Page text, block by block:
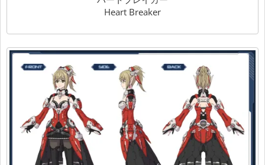
Heart Breaker